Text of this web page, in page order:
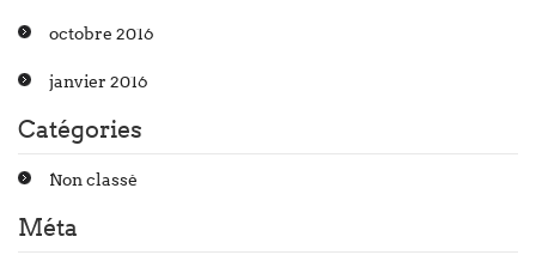
octobre 2016
janvier 2016
Catégories
Non classé
Méta